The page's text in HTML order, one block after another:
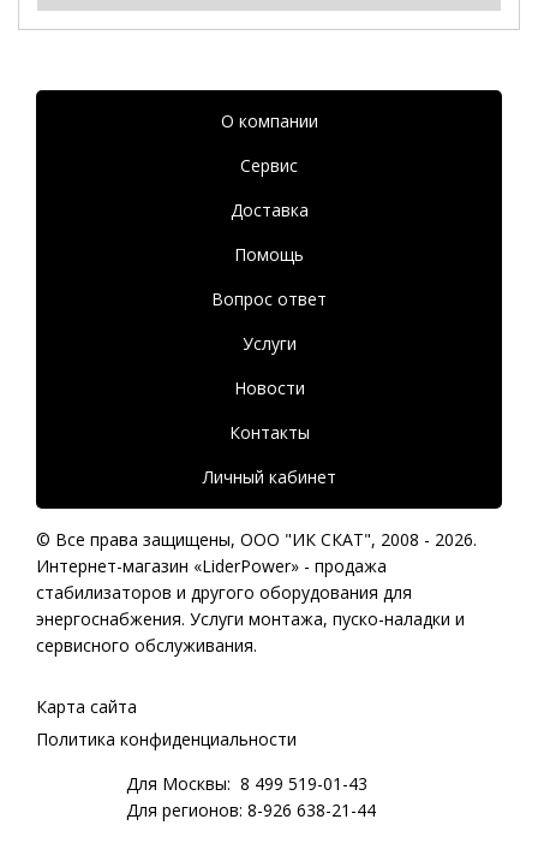
О компании
Сервис
Доставка
Помощь
Вопрос ответ
Услуги
Новости
Контакты
Личный кабинет
© Все права защищены, ООО "ИК СКАТ", 2008 - 2026.
Интернет-магазин «LiderPower» - продажа
стабилизаторов и другого оборудования для
энергоснабжения. Услуги монтажа, пуско-наладки и
сервисного обслуживания.
Карта сайта
Политика конфиденциальности
Для Москвы: 8 499 519-01-43
Для регионов: 8-926 638-21-44